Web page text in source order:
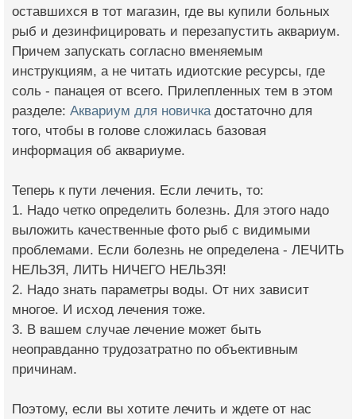
оставшихся в тот магазин, где вы купили больных
рыб и дезинфицировать и перезапустить аквариум.
Причем запускать согласно вменяемым
инструкциям, а не читать идиотские ресурсы, где
соль - панацея от всего. Прилепленных тем в этом
разделе: Аквариум для новичка достаточно для
того, чтобы в голове сложилась базовая
информация об аквариуме.
Теперь к пути лечения. Если лечить, то:
1. Надо четко определить болезнь. Для этого надо
выложить качественные фото рыб с видимыми
проблемами. Если болезнь не определена - ЛЕЧИТЬ
НЕЛЬЗЯ, ЛИТЬ НИЧЕГО НЕЛЬЗЯ!
2. Надо знать параметры воды. От них зависит
многое. И исход лечения тоже.
3. В вашем случае лечение может быть
неоправданно трудозатратно по объективным
причинам.
Поэтому, если вы хотите лечить и ждете от нас